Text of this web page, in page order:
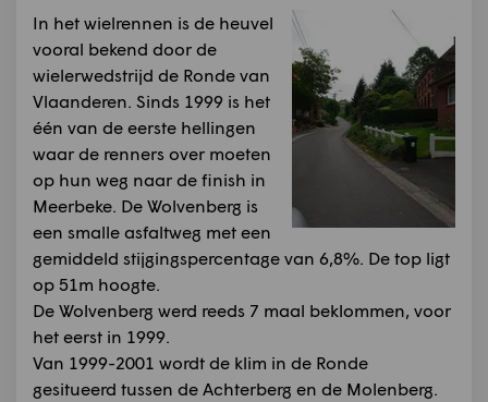
In het wielrennen is de heuvel
vooral bekend door de
wielerwedstrijd de Ronde van
Vlaanderen. Sinds 1999 is het
één van de eerste hellingen
waar de renners over moeten
op hun weg naar de finish in
Meerbeke. De Wolvenberg is
een smalle asfaltweg met een
gemiddeld stijgingspercentage van 6,8%. De top ligt
op 51m hoogte.
De Wolvenberg werd reeds 7 maal beklommen, voor
het eerst in 1999.
Van 1999-2001 wordt de klim in de Ronde
gesitueerd tussen de Achterberg en de Molenberg.